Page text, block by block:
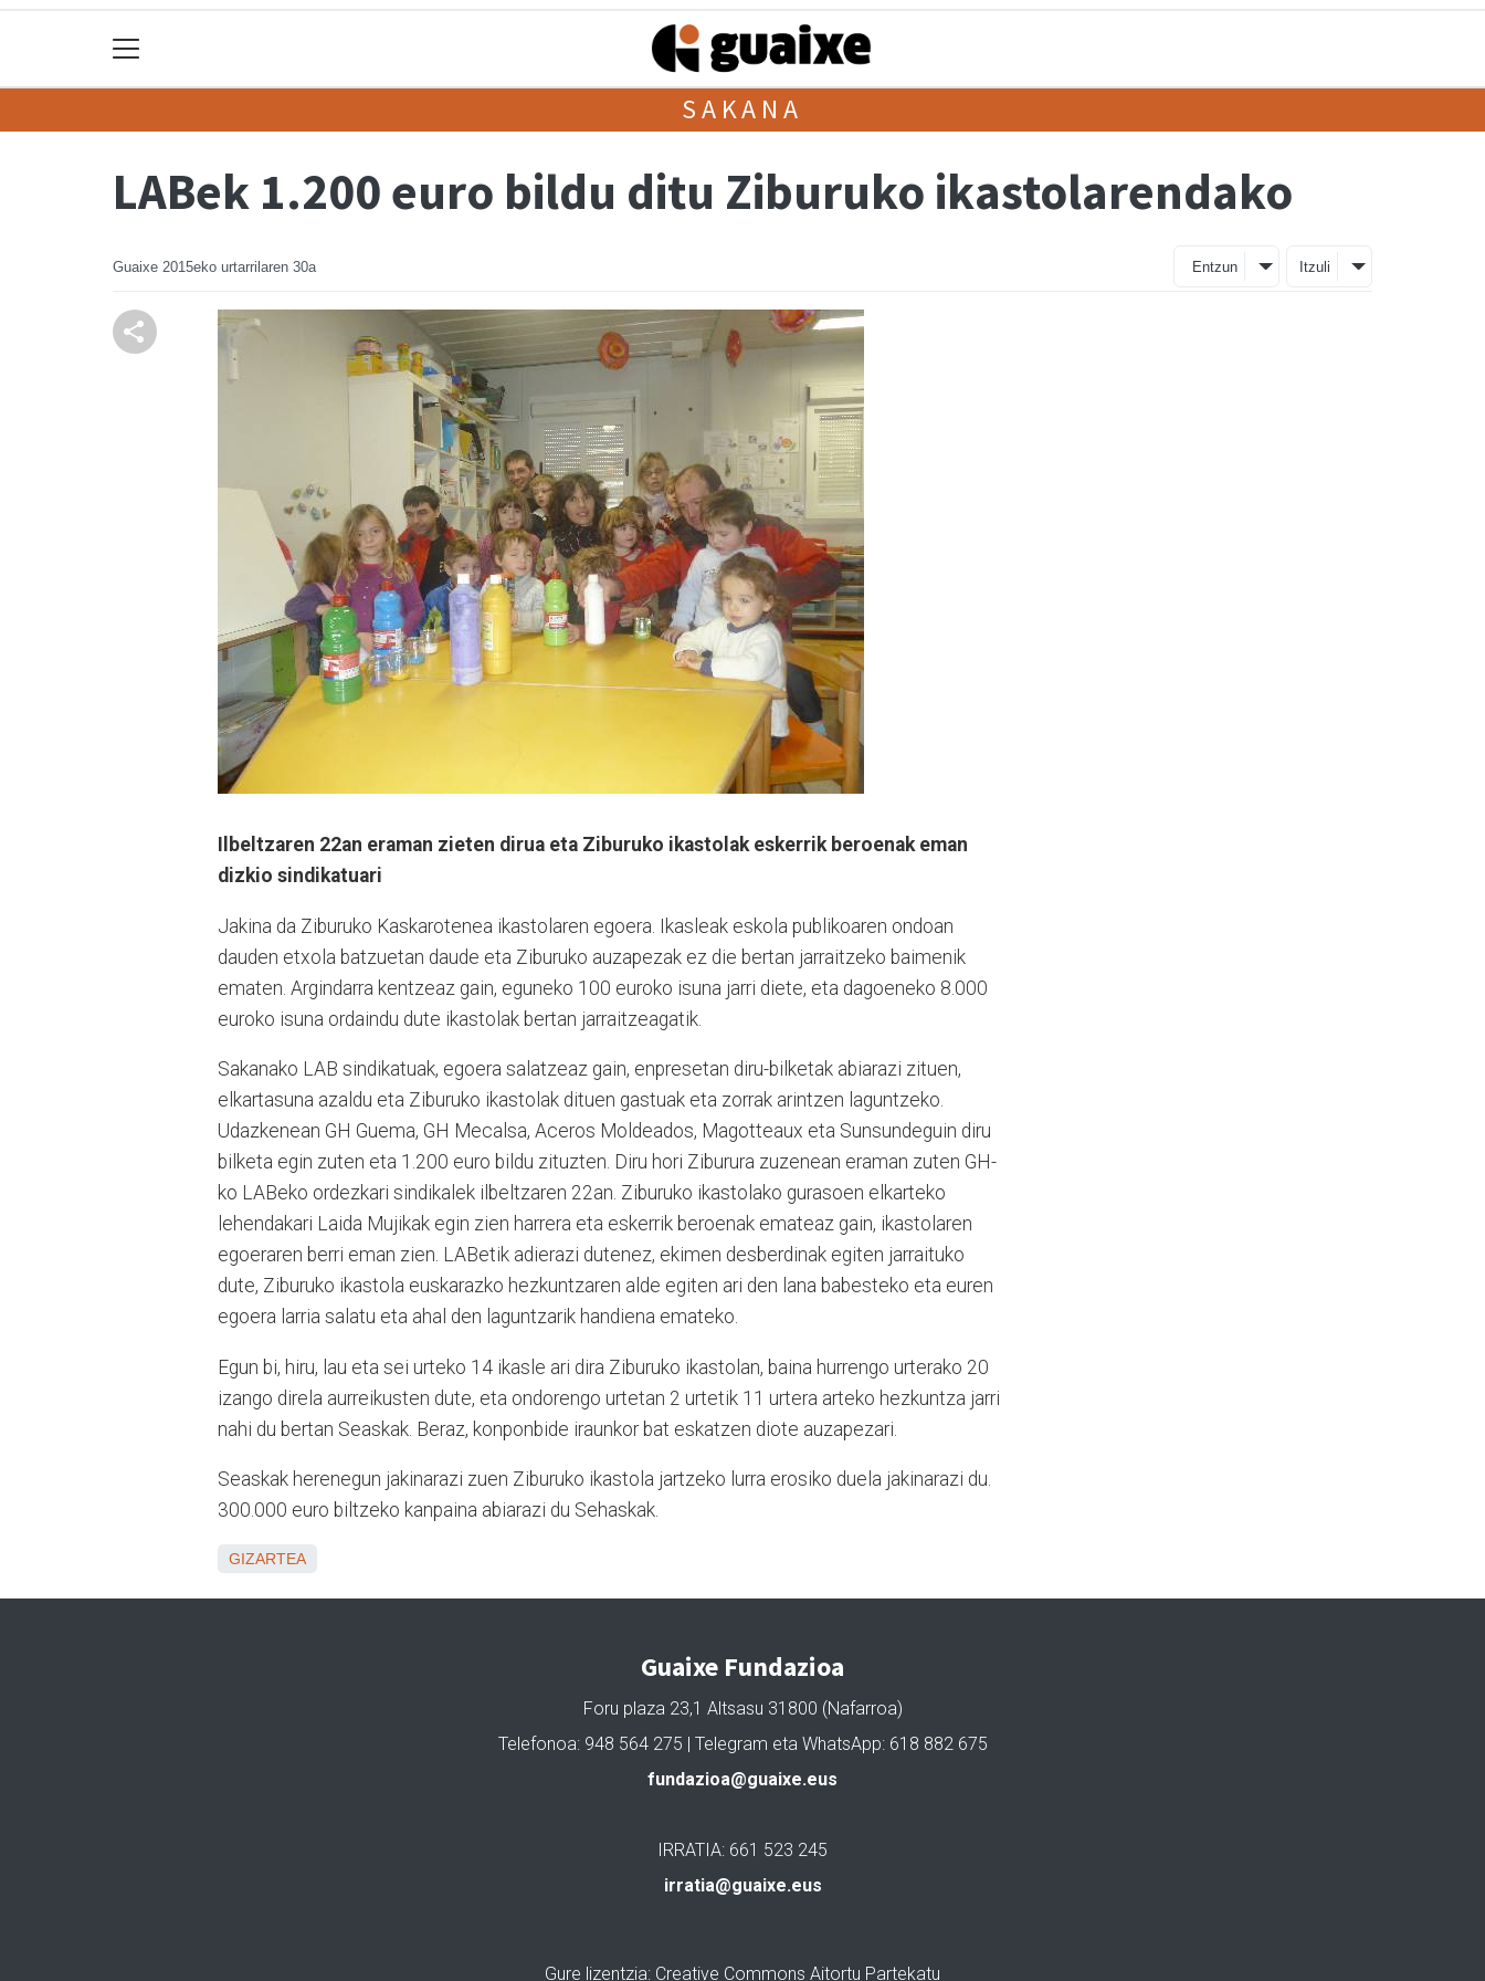
SAKANA
LABek 1.200 euro bildu ditu Ziburuko ikastolarendako
Guaixe 2015eko urtarrilaren 30a Entzun Itzuli
Ilbeltzaren 22an eraman zieten dirua eta Ziburuko ikastolak eskerrik beroenak eman
dizkio sindikatuari
Jakina da Ziburuko Kaskarotenea ikastolaren egoera. Ikasleak eskola publikoaren ondoan
dauden etxola batzuetan daude eta Ziburuko auzapezak ez die bertan jarraitzeko baimenik
ematen. Argindarra kentzeaz gain, eguneko 100 euroko isuna jarri diete, eta dagoeneko 8.000
euroko isuna ordaindu dute ikastolak bertan jarraitzeagatik.
Sakanako LAB sindikatuak, egoera salatzeaz gain, enpresetan diru-bilketak abiarazi zituen,
elkartasuna azaldu eta Ziburuko ikastolak dituen gastuak eta zorrak arintzen laguntzeko.
Udazkenean GH Guema, GH Mecalsa, Aceros Moldeados, Magotteaux eta Sunsundeguin diru
bilketa egin zuten eta 1.200 euro bildu zituzten. Diru hori Ziburura zuzenean eraman zuten GH-
ko LABeko ordezkari sindikalek ilbeltzaren 22an. Ziburuko ikastolako gurasoen elkarteko
lehendakari Laida Mujikak egin zien harrera eta eskerrik beroenak emateaz gain, ikastolaren
egoeraren berri eman zien. LABetik adierazi dutenez, ekimen desberdinak egiten jarraituko
dute, Ziburuko ikastola euskarazko hezkuntzaren alde egiten ari den lana babesteko eta euren
egoera larria salatu eta ahal den laguntzarik handiena emateko.
Egun bi, hiru, lau eta sei urteko 14 ikasle ari dira Ziburuko ikastolan, baina hurrengo urterako 20
izango direla aurreikusten dute, eta ondorengo urtetan 2 urtetik 11 urtera arteko hezkuntza jarri
nahi du bertan Seaskak. Beraz, konponbide iraunkor bat eskatzen diote auzapezari.
Seaskak herenegun jakinarazi zuen Ziburuko ikastola jartzeko lurra erosiko duela jakinarazi du.
300.000 euro biltzeko kanpaina abiarazi du Sehaskak.
GIZARTEA
Guaixe Fundazioa
Foru plaza 23,1 Altsasu 31800 (Nafarroa)
Telefonoa: 948 564 275 | Telegram eta WhatsApp: 618 882 675
fundazioa@guaixe.eus
IRRATIA: 661 523 245
irratia@guaixe.eus
Gure lizentzia: Creative Commons Aitortu Partekatu